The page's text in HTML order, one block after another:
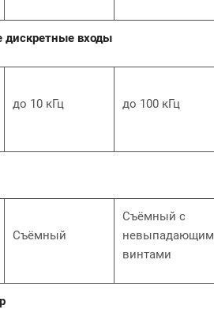
входы
до 10 кГц до 100 кГц
Съёмный
Съёмный с
винтами